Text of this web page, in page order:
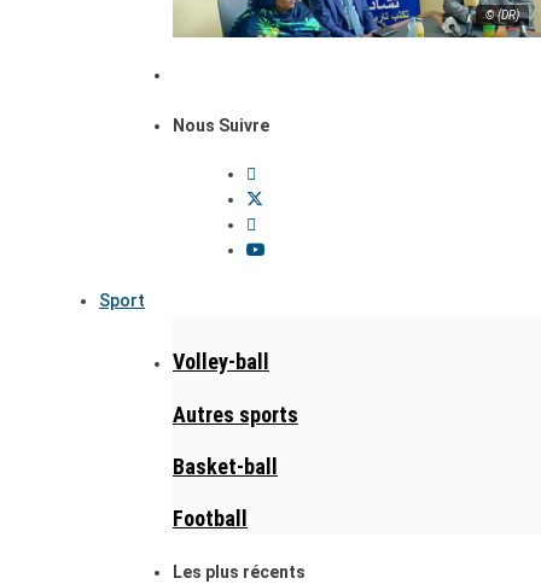
© (DR)
Nous Suivre
Sport
Volley-ball
Autres sports
Basket-ball
Football
Les plus récents